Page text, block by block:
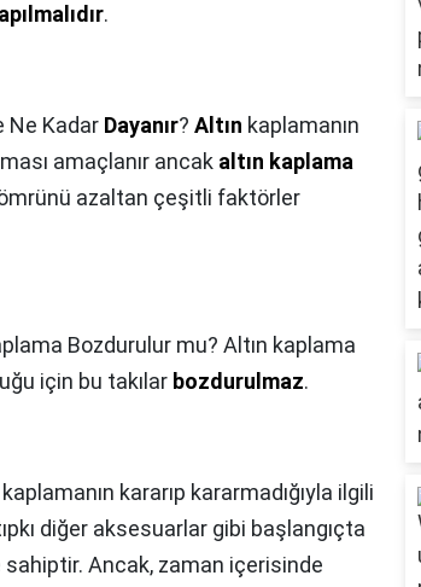
.
Ne Kadar Dayanır? Altın kaplamanın
amaçlanır ancak altın kaplama
ömrünü azaltan çeşitli faktörler
Bozdurulur mu? Altın kaplama
için bu takılar bozdurulmaz.
kaplamanın kararıp kararmadığıyla ilgili
diğer aksesuarlar gibi başlangıçta
Ancak, zaman içerisinde